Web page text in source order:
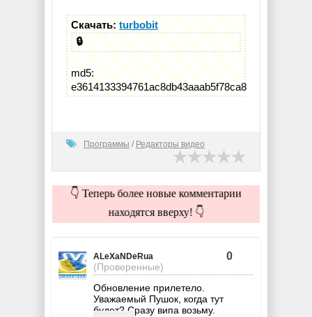
Скачать:turbobit
🔒
md5:
e3614133394761ac8db43aaab5f78ca8
Программы / Редакторы видео
👇 Теперь более новые комментарии
находятся вверху! 👇
ALeXaNDeRua
(Проверенные)
0
Обновление прилетело.
Уважаемый Пушок, когда тут
будет? Сразу випа возьму.